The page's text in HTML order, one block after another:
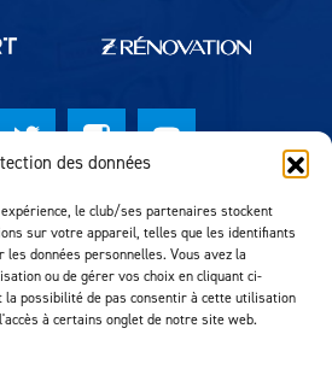
des données
le club/ses partenaires stockent
sur votre appareil, telles que les identifiants
données personnelles. Vous avez la
ou de gérer vos choix en cliquant ci-
la possibilité de pas consentir à cette utilisation
à certains onglet de notre site web.
Sport Football Club 2026
MTM Agency